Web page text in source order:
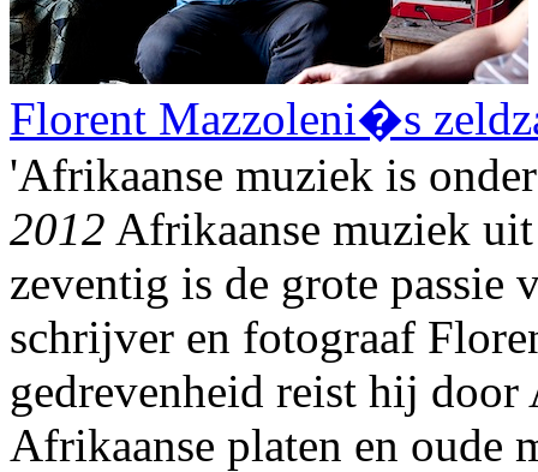
Florent Mazzoleni�s
'Afrikaanse muziek is
2012 Afrikaanse muziek
zeventig is de grote passie
schrijver en fotograaf
gedrevenheid reist hij door
Afrikaanse platen en oude